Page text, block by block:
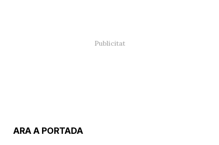
ARA A PORTADA